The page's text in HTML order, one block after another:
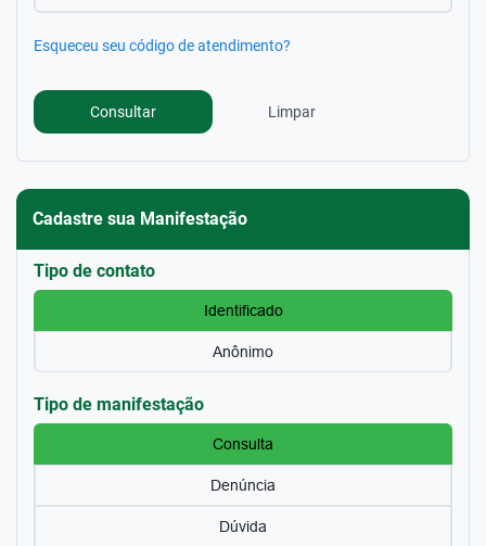
Esqueceu seu código de atendimento?
Consultar Limpar
Cadastre sua Manifestação
Tipo de contato
Identificado
Anônimo
Tipo de manifestação
Consulta
Denúncia
Dúvida